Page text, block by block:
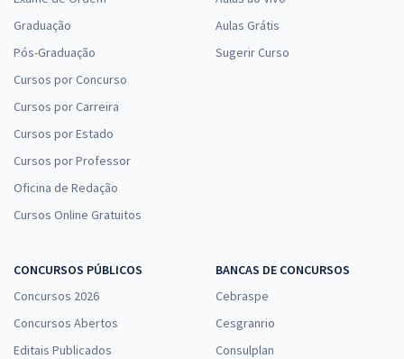
Graduação
Pós-Graduação
Cursos por Concurso
Cursos por Carreira
Cursos por Estado
Cursos por Professor
Oficina de Redação
Cursos Online Gratuitos
Aulas Grátis
Sugerir Curso
CONCURSOS PÚBLICOS
Concursos 2026
Concursos Abertos
Editais Publicados
BANCAS DE CONCURSOS
Cebraspe
Cesgranrio
Consulplan